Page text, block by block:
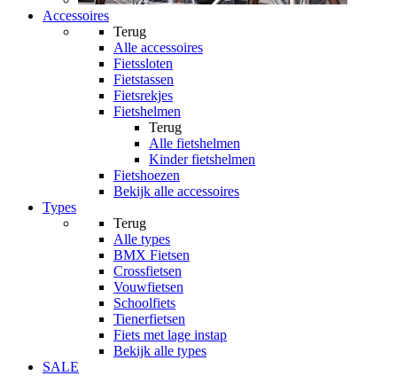
Accessoires
Terug
Alle accessoires
Fietssloten
Fietstassen
Fietsrekjes
Fietshelmen
Terug
Alle fietshelmen
Kinder fietshelmen
Fietshoezen
Bekijk alle accessoires
Types
Terug
Alle types
BMX Fietsen
Crossfietsen
Vouwfietsen
Schoolfiets
Tienerfietsen
Fiets met lage instap
Bekijk alle types
SALE